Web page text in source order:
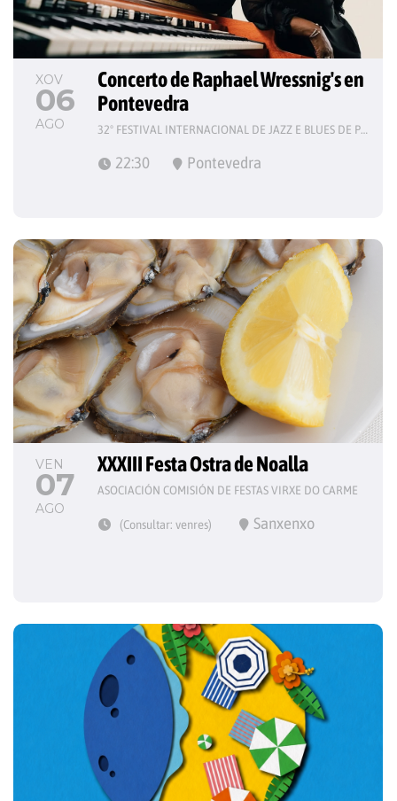
XOV
06
AGO
Concerto de Raphael Wressnig's en
Pontevedra
32º FESTIVAL INTERNACIONAL DE JAZZ E BLUES DE PONTEVEDRA
22:30 Pontevedra
VEN
07
AGO
XXXIII Festa Ostra de Noalla
ASOCIACIÓN COMISIÓN DE FESTAS VIRXE DO CARME
(Consultar: venres) Sanxenxo